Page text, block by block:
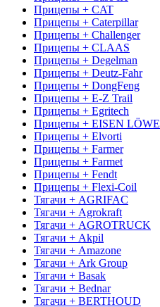
Прицепы + CAT
Прицепы + Caterpillar
Прицепы + Challenger
Прицепы + CLAAS
Прицепы + Degelman
Прицепы + Deutz-Fahr
Прицепы + DongFeng
Прицепы + E-Z Trail
Прицепы + Egritech
Прицепы + EISEN LÖWE
Прицепы + Elvorti
Прицепы + Farmer
Прицепы + Farmet
Прицепы + Fendt
Прицепы + Flexi-Coil
Тягачи + AGRIFAC
Тягачи + Agrokraft
Тягачи + AGROTRUCK
Тягачи + Akpil
Тягачи + Amazone
Тягачи + Ark Group
Тягачи + Basak
Тягачи + Bednar
Тягачи + BERTHOUD